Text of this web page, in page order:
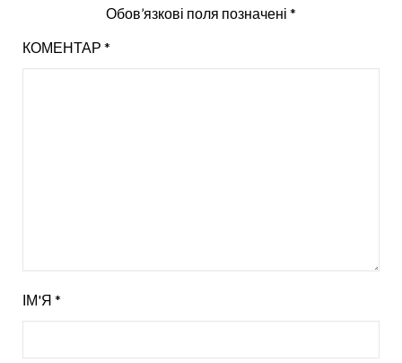
Обов’язкові поля позначені *
КОМЕНТАР *
ІМ'Я *